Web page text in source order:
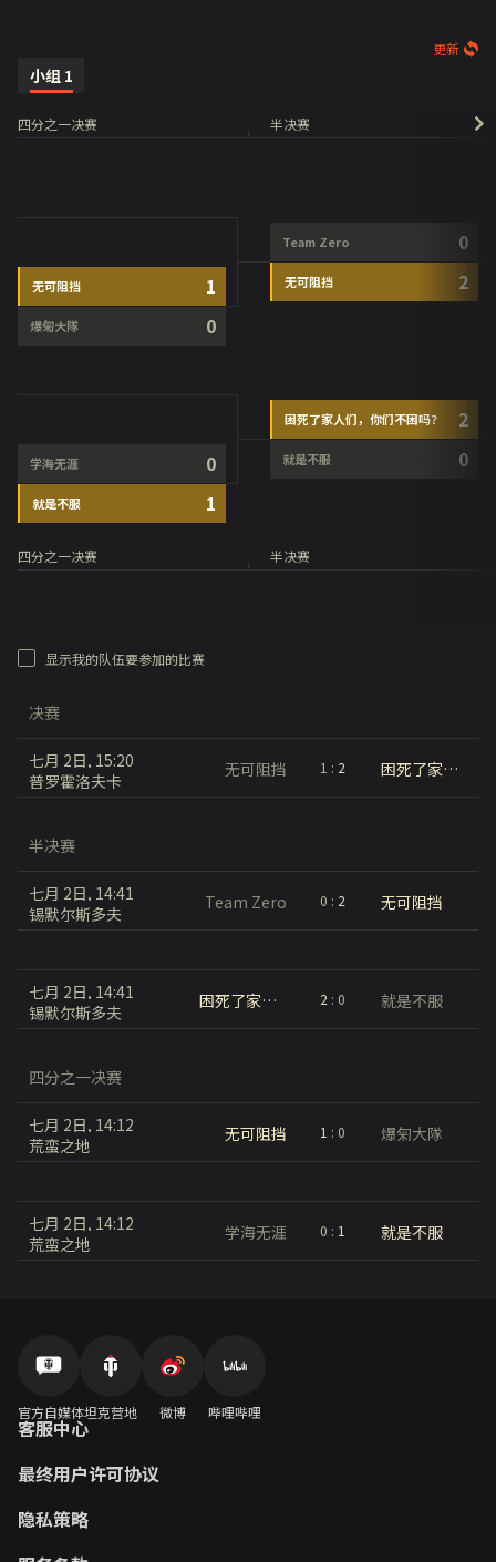
更新
小组 1
四分之一决赛
无可阻挡 1
爆匊大隊 0
学海无涯 0
就是不服 1
半决赛
Team Zero 0
无可阻挡 2
困死了家人们，你们不困吗？ 2
就是不服 0
四分之一决赛 半决赛
显示我的队伍要参加的比赛
决赛
七月 2日, 15:20
普罗霍洛夫卡
无可阻挡 1 : 2 困死了家人们，你们不困吗？
半决赛
七月 2日, 14:41
锡默尔斯多夫
Team Zero 0 : 2 无可阻挡
七月 2日, 14:41
锡默尔斯多夫
困死了家人们，你们不困吗？ 2 : 0 就是不服
四分之一决赛
七月 2日, 14:12
荒蛮之地
无可阻挡 1 : 0 爆匊大隊
七月 2日, 14:12
荒蛮之地
学海无涯 0 : 1 就是不服
官方自媒体坦克营地 微博 哔哩哔哩
客服中心
最终用户许可协议
隐私策略